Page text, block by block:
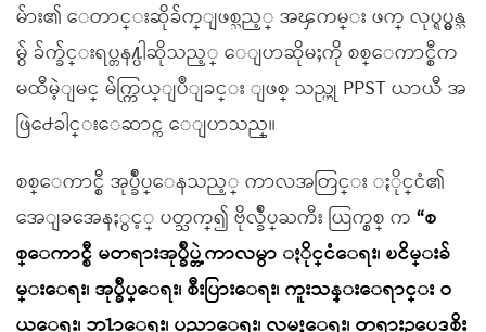
မ်ား၏ ေတာင္းဆိုခ်က္ျဖစ္သည့္ အၾကမ္း ဖက္ လုပ္ရပ္မွန္သ
မွ် ခ်က္ခ်င္းရပ္တန႔္ပါဆိုသည့္ ေျပာဆိုမႈကို စစ္ေကာင္စီက
မထီမဲ့ျမင္ မ်က္ကြယ္ျပဳျခင္း ျဖစ္ သည္ဟု PPST ယာယီ အ
ဖြဲ႕ေခါင္းေဆာင္က ေျပာသည္။
စစ္ေကာင္စီ အုပ္ခ်ဳပ္ေနသည့္ ကာလအတြင္း ႏိုင္ငံ၏
အေျခအေနႏွင့္ ပတ္သက္၍ ဗိုလ္ခ်ဳပ္ႀကီး ယြက္စစ္ က “စ
စ္ေကာင္စီ မတရားအုပ္ခ်ဳပ္တဲ့ကာလမွာ ႏိုင္ငံေရး၊ ၿငိမ္းခ်
မ္းေရး၊ အုပ္ခ်ဳပ္ေရး၊ စီးပြားေရး၊ ကူးသန္းေရာင္း ဝ
ယ္ေရး၊ ဘ႑ာေရး၊ ပညာေရး၊ လူမႈေရး၊ တရားဥပေဒစိုး